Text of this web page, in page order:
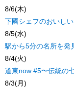
8/6(木)
下國シェフのおいし
8/5(水)
駅から5分の名所を発
8/4(火)
道東now #5〜伝統の
8/3(月)